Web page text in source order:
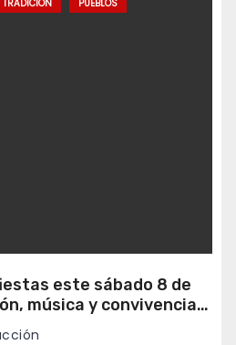
TRADICIÓN PUEBLOS
este sábado 8 de
música y convivencia